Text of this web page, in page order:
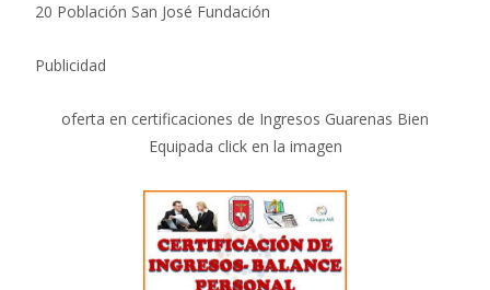
20 Población San José Fundación
Publicidad
oferta en certificaciones de Ingresos Guarenas Bien
Equipada click en la imagen